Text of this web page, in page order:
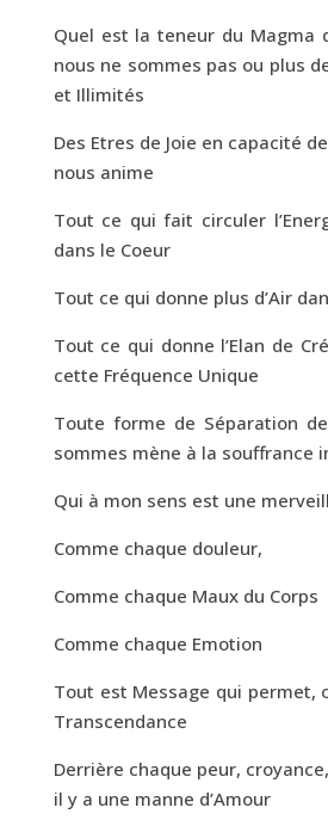
Quel est la teneur du Magma
nous ne sommes pas ou plus
et Illimités
Des Etres de Joie en capacité
nous anime
Tout ce qui fait circuler
dans le Coeur
Tout ce qui donne plus d’Air
Tout ce qui donne l’Elan de
cette Fréquence Unique
Toute forme de Séparation
sommes mène à la souffrance
Qui à mon sens est une
Comme chaque douleur,
Comme chaque Maux du Corps
Comme chaque Emotion
Tout est Message qui permet,
Transcendance
Derrière chaque peur,
il y a une manne d’Amour